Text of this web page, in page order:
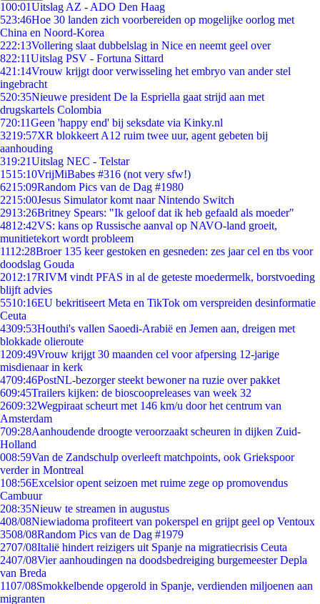
100:01Uitslag AZ - ADO Den Haag
523:46Hoe 30 landen zich voorbereiden op mogelijke oorlog met
China en Noord-Korea
222:13Vollering slaat dubbelslag in Nice en neemt geel over
822:11Uitslag PSV - Fortuna Sittard
421:14Vrouw krijgt door verwisseling het embryo van ander stel
ingebracht
520:35Nieuwe president De la Espriella gaat strijd aan met
drugskartels Colombia
720:11Geen 'happy end' bij seksdate via Kinky.nl
3219:57XR blokkeert A12 ruim twee uur, agent gebeten bij
aanhouding
319:21Uitslag NEC - Telstar
1515:10VrijMiBabes #316 (not very sfw!)
6215:09Random Pics van de Dag #1980
2215:00Jesus Simulator komt naar Nintendo Switch
2913:26Britney Spears: "Ik geloof dat ik heb gefaald als moeder"
4812:42VS: kans op Russische aanval op NAVO-land groeit,
munitietekort wordt probleem
1112:28Broer 135 keer gestoken en gesneden: zes jaar cel en tbs voor
doodslag Gouda
2012:17RIVM vindt PFAS in al de geteste moedermelk, borstvoeding
blijft advies
5510:16EU bekritiseert Meta en TikTok om verspreiden desinformatie
Ceuta
4309:53Houthi's vallen Saoedi-Arabië en Jemen aan, dreigen met
blokkade olieroute
1209:49Vrouw krijgt 30 maanden cel voor afpersing 12-jarige
misdienaar in kerk
4709:46PostNL-bezorger steekt bewoner na ruzie over pakket
609:45Trailers kijken: de bioscoopreleases van week 32
2609:32Wegpiraat scheurt met 146 km/u door het centrum van
Amsterdam
709:28Aanhoudende droogte veroorzaakt scheuren in dijken Zuid-
Holland
008:59Van de Zandschulp overleeft matchpoints, ook Griekspoor
verder in Montreal
108:56Excelsior opent seizoen met ruime zege op promovendus
Cambuur
208:35Nieuw te streamen in augustus
408/08Niewiadoma profiteert van pokerspel en grijpt geel op Ventoux
3508/08Random Pics van de Dag #1979
2707/08Italië hindert reizigers uit Spanje na migratiecrisis Ceuta
2407/08Vier aanhoudingen na doodsbedreiging burgemeester Depla
van Breda
1107/08Smokkelbende opgerold in Spanje, verdienden miljoenen aan
migranten